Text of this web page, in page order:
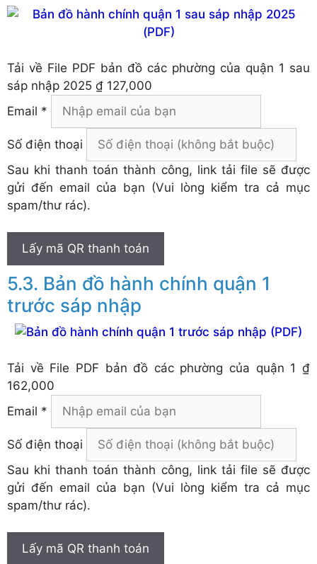
Tải về File PDF bản đồ các phường của quận 1 sau
sáp nhập 2025 ₫ 127,000
Email *
Số điện thoại
Sau khi thanh toán thành công, link tải file sẽ được
gửi đến email của bạn (Vui lòng kiểm tra cả mục
spam/thư rác).
Lấy mã QR thanh toán
Bản đồ hành chính quận 1
trước sáp nhập
Tải về File PDF bản đồ các phường của quận 1 ₫
162,000
Email *
Số điện thoại
Sau khi thanh toán thành công, link tải file sẽ được
gửi đến email của bạn (Vui lòng kiểm tra cả mục
spam/thư rác).
Lấy mã QR thanh toán